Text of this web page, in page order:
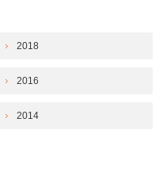
2018
2016
2014